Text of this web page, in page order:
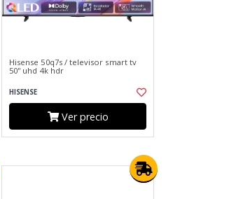
Hisense 50q7s / televisor smart tv
50'' uhd 4k hdr
HISENSE
Ver precio